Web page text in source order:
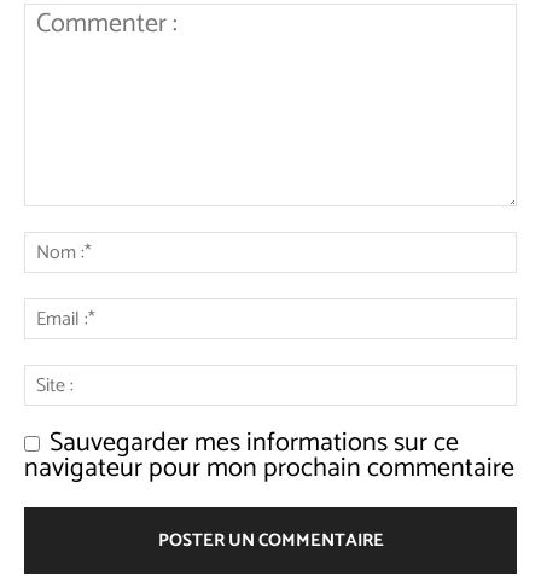
Sauvegarder mes informations sur ce
navigateur pour mon prochain commentaire